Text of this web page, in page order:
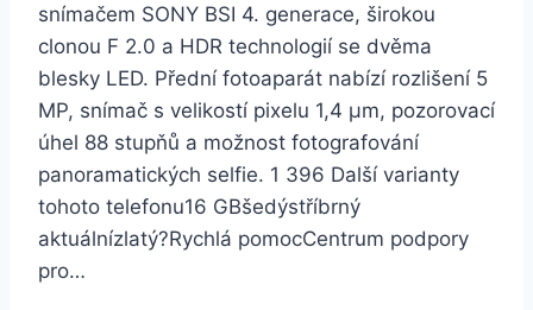
snímačem SONY BSI 4. generace, širokou
clonou F 2.0 a HDR technologií se dvěma
blesky LED. Přední fotoaparát nabízí rozlišení 5
MP, snímač s velikostí pixelu 1,4 µm, pozorovací
úhel 88 stupňů a možnost fotografování
panoramatických selfie. 1 396 Další varianty
tohoto telefonu16 GBšedýstříbrný
aktuálnízlatý?Rychlá pomocCentrum podpory
pro…